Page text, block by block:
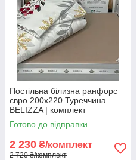
Постільна білизна ранфорс
євро 200х220 Туреччина
BELIZZA | комплект
постільної білизни 100%
бавовна
Готово до відправки
2 230 ₴/комплект
2 720 ₴/комплект